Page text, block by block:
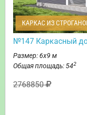
КАРКАС ИЗ
№147 Каркасный
Размер: 6х9 м
Общая площадь: 542
2768850